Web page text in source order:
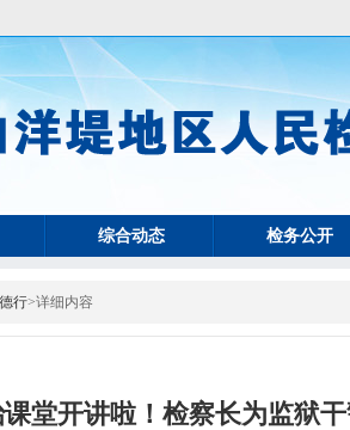
综合动态 检务公开
行>详细内容
堂开讲啦！检察长为监狱